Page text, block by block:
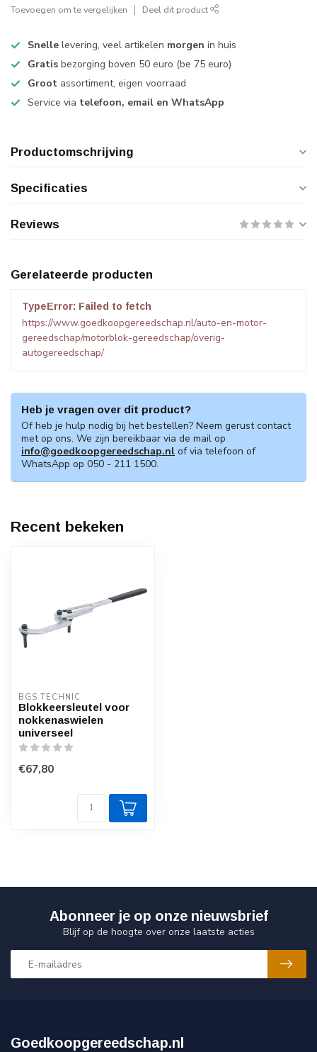
Toevoegen om te vergelijken Deel dit product
Snelle levering, veel artikelen morgen in huis
Gratis bezorging boven 50 euro (be 75 euro)
Groot assortiment, eigen voorraad
Service via telefoon, email en WhatsApp
Productomschrijving
Specificaties
Reviews
Gerelateerde producten
TypeError: Failed to fetch
https://www.goedkoopgereedschap.nl/auto-en-motor-
gereedschap/motorblok-gereedschap/overig-
autogereedschap/
Heb je vragen over dit product?
Of heb je hulp nodig bij het bestellen? Neem gerust contact
met op ons. We zijn bereikbaar via de mail op
info@goedkoopgereedschap.nl of via telefoon of
WhatsApp op 050 - 211 1500.
Recent bekeken
BGS TECHNIC
Blokkeersleutel voor
nokkenaswielen
universeel
€67,80
Abonneer je op onze nieuwsbrief
Blijf op de hoogte over onze laatste acties
Goedkoopgereedschap.nl